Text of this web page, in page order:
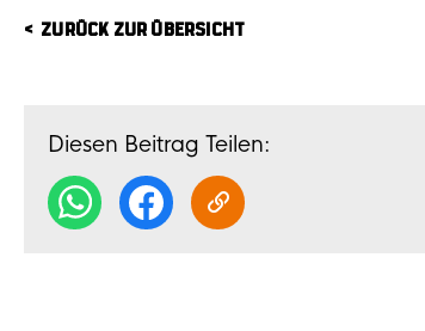
ZURÜCK ZUR ÜBERSICHT
Diesen Beitrag Teilen: